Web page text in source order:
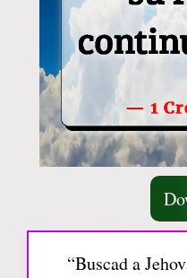
“Buscad a